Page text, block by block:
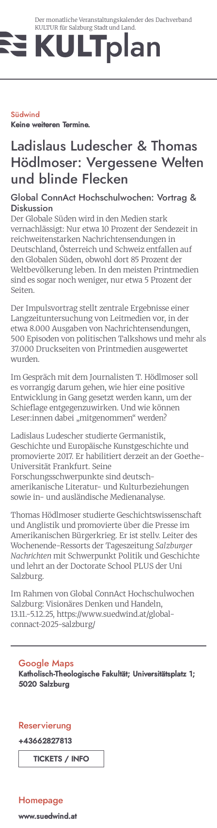
Der monatliche Veranstaltungskalender des Dachverband
KULTUR für Salzburg Stadt und Land.
Südwind
Keine weiteren Termine.
Ladislaus Ludescher & Thomas
Hödlmoser: Vergessene Welten
und blinde Flecken
Global ConnAct Hochschulwochen: Vortrag &
Diskussion
Der Globale Süden wird in den Medien stark
vernachlässigt: Nur etwa 10 Prozent der Sendezeit in
reichweitenstarken Nachrichtensendungen in
Deutschland, Österreich und Schweiz entfallen auf
den Globalen Süden, obwohl dort 85 Prozent der
Weltbevölkerung leben. In den meisten Printmedien
sind es sogar noch weniger, nur etwa 5 Prozent der
Seiten.
Der Impulsvortrag stellt zentrale Ergebnisse einer
Langzeituntersuchung von Leitmedien vor, in der
etwa 8.000 Ausgaben von Nachrichtensendungen,
500 Episoden von politischen Talkshows und mehr als
37.000 Druckseiten von Printmedien ausgewertet
wurden.
Im Gespräch mit dem Journalisten T. Hödlmoser soll
es vorrangig darum gehen, wie hier eine positive
Entwicklung in Gang gesetzt werden kann, um der
Schieflage entgegenzuwirken. Und wie können
Leser:innen dabei „mitgenommen“ werden?
Ladislaus Ludescherstudierte Germanistik,
Geschichte und Europäische Kunstgeschichte und
promovierte 2017. Er habilitiert derzeit an der Goethe-
Universität Frankfurt. Seine
Forschungsschwerpunkte sind deutsch-
amerikanische Literatur- und Kulturbeziehungen
sowie in- und ausländische Medienanalyse.
Thomas Hödlmoserstudierte Geschichtswissenschaft
und Anglistik und promovierte über die Presse im
Amerikanischen Bürgerkrieg. Er ist stellv. Leiter des
Wochenende-Ressorts der TageszeitungSalzburger
Nachrichten mit Schwerpunkt Politik und Geschichte
und lehrt an der Doctorate School PLUS der Uni
Salzburg.
Im Rahmen von Global ConnAct Hochschulwochen
Salzburg: Visionäres Denken und Handeln,
13.11.-5.12.25,https://www.suedwind.at/global-
connact-2025-salzburg/
Google Maps
Katholisch-Theologische Fakultät; Universitätsplatz 1;
5020 Salzburg
Reservierung
+43662827813
TICKETS / INFO
Homepage
www.suedwind.at
KULTplan ABO